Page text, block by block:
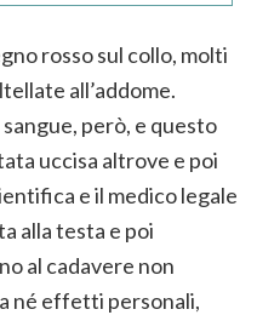
rosso sul collo, molti
all’addome.
però, e questo
uccisa altrove e poi
e il medico legale
alla testa e poi
al cadavere non
né effetti personali,